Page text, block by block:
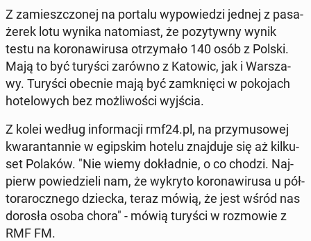
Z za­miesz­czo­nej na portalu wy­po­wie­dzi jednej z pa­sa­
że­rek lotu wynika na­to­miast, że po­zy­tyw­ny wynik
testu na ko­ro­na­wi­ru­sa otrzy­ma­ło 140 osób z Polski.
Mają to być turyści zarówno z Katowic, jak i War­sza­
wy. Turyści obecnie mają być za­mknię­ci w po­ko­jach
ho­te­lo­wych bez moż­li­wo­ści wyjścia.
Z kolei według in­for­ma­cji rmf24.pl, na przy­mu­so­wej
kwa­ran­tan­nie w egip­skim hotelu znaj­du­je się aż kil­ku­
set Polaków. "Nie wiemy do­kład­nie, o co chodzi. Naj­
pierw po­wie­dzie­li nam, że wykryto ko­ro­na­wi­ru­sa u pół­
to­ra­rocz­ne­go dziecka, teraz mówią, że jest wśród nas
dorosła osoba chora" - mówią turyści w roz­mo­wie z
RMF FM.